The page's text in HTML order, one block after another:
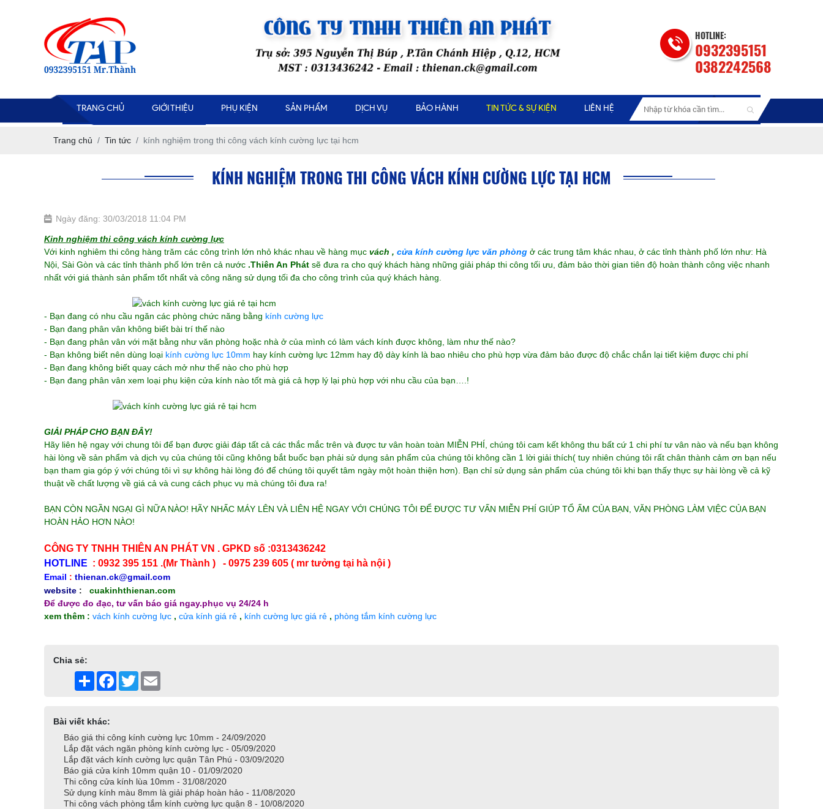
HOTLINE:
0932395151
0382242568
TRANG CHỦ GIỚI THIỆU PHỤ KIỆN SẢN PHẨM DỊCH VỤ BẢO HÀNH TIN TỨC & SỰ KIỆN LIÊN HỆ
Trang chủ Tin tức kính nghiệm trong thi công vách kính cường lực tại hcm
KÍNH NGHIỆM TRONG THI CÔNG VÁCH KÍNH CƯỜNG LỰC TẠI HCM
Ngày đăng: 30/03/2018 11:04 PM
Kinh nghiệm thi công vách kính cường lực
Với kinh nghiêm thi công hàng trăm các công trình lớn nhỏ khác nhau về hàng mục vách , cửa kính cường lực văn phòng ở các trung tâm khác nhau, ở các tỉnh thành phố lớn như: Hà
Nội, Sài Gòn và các tỉnh thành phố lớn trên cả nước .Thiên An Phát sẽ đưa ra cho quý khách hàng những giải pháp thi công tối ưu, đảm bảo thời gian tiên độ hoàn thành công việc nhanh
nhất với giá thành sản phẩm tốt nhất và công năng sử dụng tối đa cho công trình của quý khách hàng.
- Bạn đang có nhu cầu ngăn các phòng chức năng bằng kính cường lực
- Bạn đang phân vân không biết bài trí thế nào
- Bạn đang phân vân với mặt bằng như văn phòng hoặc nhà ở của mình có làm vách kính được không, làm như thế nào?
- Bạn không biết nên dùng loại kính cường lực 10mm hay kính cường lực 12mm hay độ dày kính là bao nhiêu cho phù hợp vừa đảm bảo được độ chắc chắn lại tiết kiệm được chi phí
- Bạn đang không biết quay cách mở như thế nào cho phù hợp
- Bạn đang phân vân xem loại phụ kiện cửa kính nào tốt mà giá cả hợp lý lại phù hợp với nhu cầu của bạn….!
GIẢI PHÁP CHO BẠN ĐÂY!
Hãy liên hệ ngay với chung tôi để bạn được giải đáp tất cả các thắc mắc trên và được tư vân hoàn toàn MIỄN PHÍ, chúng tôi cam kết không thu bất cứ 1 chi phí tư vân nào và nếu bạn không
hài lòng về sản phẩm và dịch vụ của chúng tôi cũng không bắt buốc bạn phải sử dụng sản phẩm của chúng tôi không cần 1 lời giải thích( tuy nhiên chúng tôi rất chân thành cảm ơn bạn nếu
bạn tham gia góp ý với chúng tôi vì sự không hài lòng đó để chúng tôi quyết tâm ngày một hoàn thiện hơn). Bạn chỉ sử dụng sản phẩm của chúng tôi khi bạn thấy thực sự hài lòng về cả kỹ
thuật về chất lượng về giá cả và cung cách phục vụ mà chúng tôi đưa ra!
BẠN CÒN NGẦN NGẠI GÌ NỮA NÀO! HÃY NHẤC MÁY LÊN VÀ LIÊN HỆ NGAY VỚI CHÚNG TÔI ĐỂ ĐƯỢC TƯ VẤN MIỄN PHÍ GIÚP TỔ ẤM CỦA BẠN, VĂN PHÒNG LÀM VIỆC CỦA BẠN
HOÀN HẢO HƠN NÀO!
CÔNG TY TNHH THIÊN AN PHÁT VN . GPKD số :0313436242
HOTLINE : 0932 395 151 .(Mr Thành ) - 0975 239 605 ( mr tưởng tại hà nội )
Email : thienan.ck@gmail.com
website : cuakinhthienan.com
Để được đo đạc, tư vấn báo giá ngay.phục vụ 24/24 h
xem thêm : vách kính cường lực , cửa kính giá rẻ , kính cường lực giá rẻ , phòng tắm kính cường lực
Chia sẻ:
Share Facebook
Twitter
Bài viết khác:
Báo giá thi công kính cường lực 10mm - 24/09/2020
Lắp đặt vách ngăn phòng kính cường lực - 05/09/2020
Lắp đặt vách kính cường lực quận Tân Phú - 03/09/2020
Báo giá cửa kính 10mm quận 10 - 01/09/2020
Thi công cửa kính lùa 10mm - 31/08/2020
Sử dụng kính màu 8mm là giải pháp hoàn hảo - 11/08/2020
Thi công vách phòng tắm kính cường lực quận 8 - 10/08/2020